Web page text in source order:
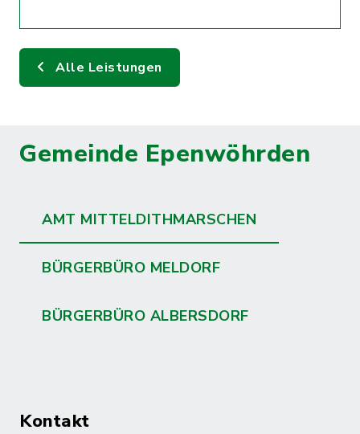
Alle Leistungen
Gemeinde Epenwöhrden
AMT MITTELDITHMARSCHEN
BÜRGERBÜRO MELDORF
BÜRGERBÜRO ALBERSDORF
Kontakt